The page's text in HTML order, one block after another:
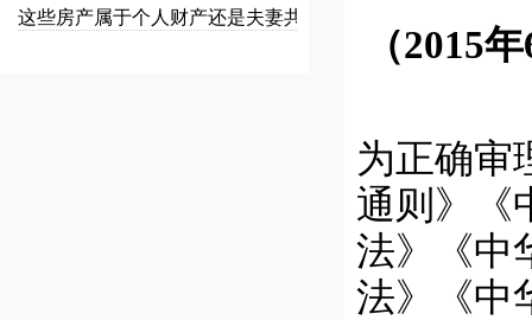
这些房产属于个人财产还是夫妻共同…
（2015
为正确审
通则》《
法》《中
法》《中